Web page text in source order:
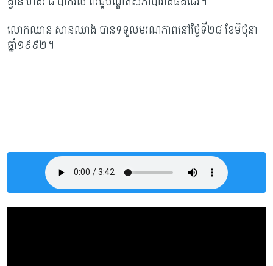
លោកឈាន សានឈាង បានទទួលមរណភាព​នៅ​ថ្ងៃទី២៨ ខែមិថុនា
ឆ្នាំ១៩៩២។